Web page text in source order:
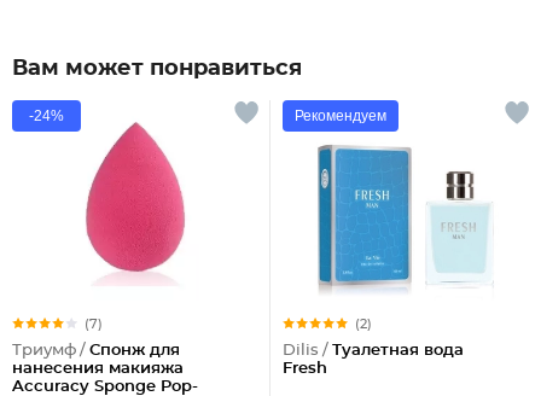
Вам может понравиться
-24%
(7)
Триумф / Спонж для
нанесения макияжа
Accuracy Sponge Pop-
Рекомендуем
(2)
Dilis / Туалетная вода
Fresh